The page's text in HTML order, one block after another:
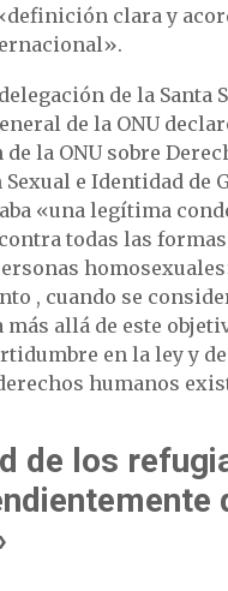
clara y
de la Santa
de la ONU
la ONU sobre
e Identidad de
«una legítima
todas las
, cuando se
allá de este
en la ley y
humanos
de los